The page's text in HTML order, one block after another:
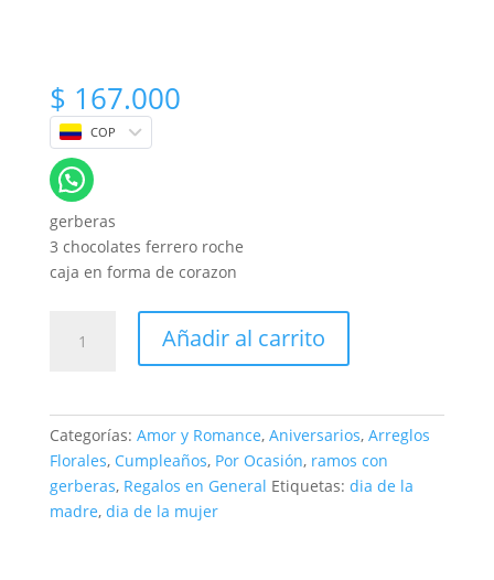
$ 167.000
COP
gerberas
3 chocolates ferrero roche
caja en forma de corazon
chocolates
cantidad
Añadir al carrito
Categorías: Amor y Romance, Aniversarios, Arreglos
Florales, Cumpleaños, Por Ocasión, ramos con
gerberas, Regalos en General Etiquetas: dia de la
madre, dia de la mujer